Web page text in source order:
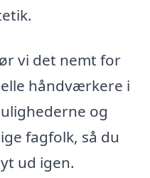
vi det nemt for
håndværkere i
og
fagfolk, så du
ud igen.